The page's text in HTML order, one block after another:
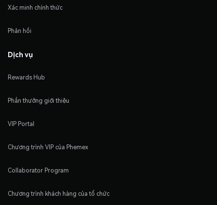
Xác minh chính thức
Phản hồi
Dịch vụ
Rewards Hub
Phần thưởng giới thiệu
VIP Portal
Chương trình VIP của Phemex
Collaborator Program
Chương trình khách hàng của tổ chức